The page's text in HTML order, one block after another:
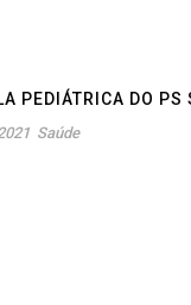
PEDIÁTRICA DO
Saúde